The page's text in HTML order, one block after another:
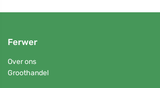
Ferwer
Over ons
Groothandel